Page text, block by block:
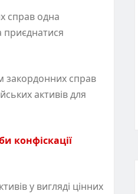
справ одна
приєднатися
закордонних справ
активів для
конфіскації
у вигляді цінних